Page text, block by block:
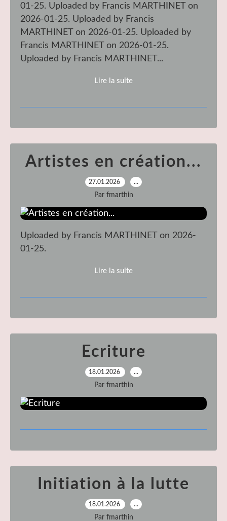
01-25. Uploaded by Francis MARTHINET on
2026-01-25. Uploaded by Francis
MARTHINET on 2026-01-25. Uploaded by
Francis MARTHINET on 2026-01-25.
Uploaded by Francis MARTHINET...
Lire la suite
Artistes en création...
27.01.2026 …
Par fmarthin
Uploaded by Francis MARTHINET on 2026-
01-25.
Lire la suite
Ecriture
18.01.2026 …
Par fmarthin
Initiation à la lutte
18.01.2026 …
Par fmarthin